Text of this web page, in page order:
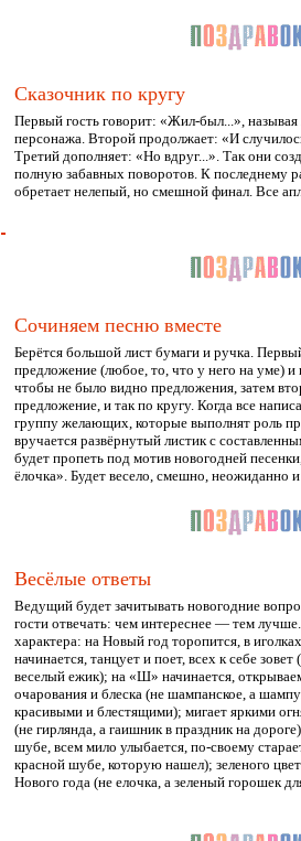
Сказочник по кругу
Первый гость говорит: «Жил-был...», называя
персонажа. Второй продолжает: «И
Третий дополняет: «Но вдруг...». Так они
полную забавных поворотов. К последнему
обретает нелепый, но смешной финал. Все
Сочиняем песню вместе
Берётся большой лист бумаги и ручка.
предложение (любое, то, что у него на уме) и
чтобы не было видно предложения, затем
предложение, и так по кругу. Когда все
группу желающих, которые выполнят роль
вручается развёрнутый листик с
будет пропеть под мотив новогодней
ёлочка». Будет весело, смешно, неожиданно и
Весёлые ответы
Ведущий будет зачитывать новогодние
гости отвечать: чем интереснее — тем
характера: на Новый год торопится, в
начинается, танцует и поет, всех к себе
веселый ежик); на «Ш» начинается,
очарования и блеска (не шампанское, а
красивыми и блестящими); мигает яркими
(не гирлянда, а гаишник в праздник на
шубе, всем мило улыбается, по-своему
красной шубе, которую нашел); зеленого
Нового года (не елочка, а зеленый горошек